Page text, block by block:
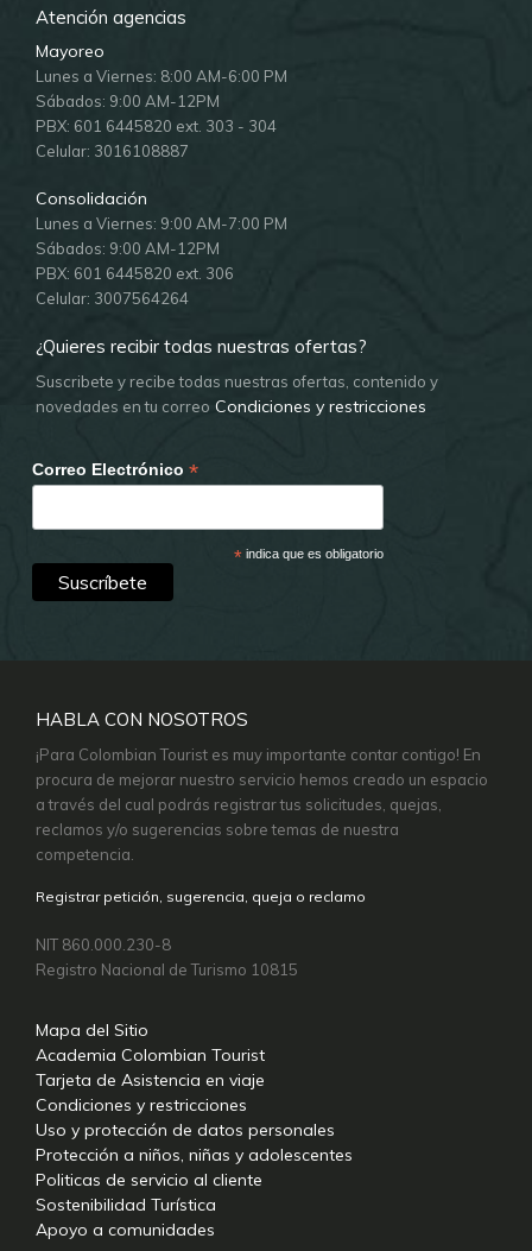
Atención agencias
Mayoreo
Lunes a Viernes: 8:00 AM-6:00 PM
Sábados: 9:00 AM-12PM
PBX: 601 6445820 ext. 303 - 304
Celular: 3016108887
Consolidación
Lunes a Viernes: 9:00 AM-7:00 PM
Sábados: 9:00 AM-12PM
PBX: 601 6445820 ext. 306
Celular: 3007564264
¿Quieres recibir todas nuestras ofertas?
Suscribete y recibe todas nuestras ofertas, contenido y
novedades en tu correo Condiciones y restricciones
Correo Electrónico *
*indica que es obligatorio
HABLA CON NOSOTROS
¡Para Colombian Tourist es muy importante contar contigo! En
procura de mejorar nuestro servicio hemos creado un espacio
a través del cual podrás registrar tus solicitudes, quejas,
reclamos y/o sugerencias sobre temas de nuestra
competencia.
Registrar petición, sugerencia, queja o reclamo
NIT 860.000.230-8
Registro Nacional de Turismo 10815
Mapa del Sitio
Academia Colombian Tourist
Tarjeta de Asistencia en viaje
Condiciones y restricciones
Uso y protección de datos personales
Protección a niños, niñas y adolescentes
Politicas de servicio al cliente
Sostenibilidad Turística
Apoyo a comunidades